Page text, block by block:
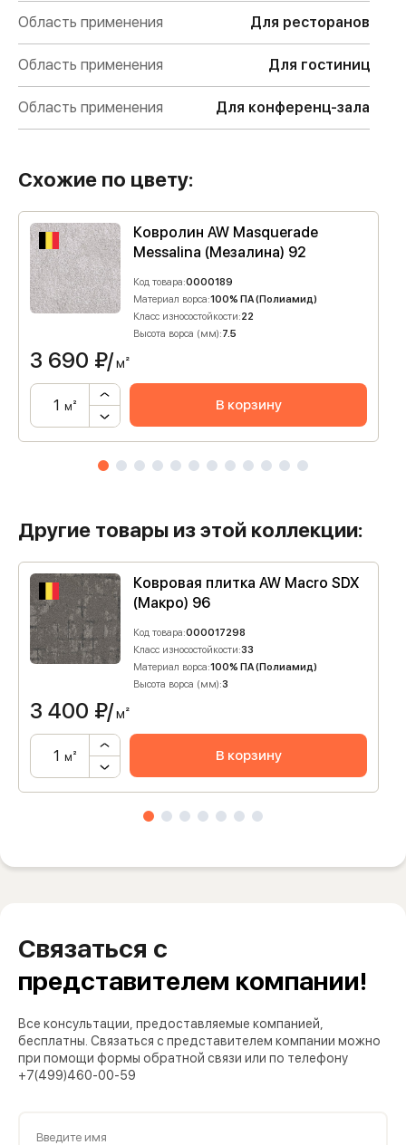
Область применения Для ресторанов
Область применения Для гостиниц
Область применения Для конференц-зала
Схожие по цвету:
Ковролин AW Masquerade
Messalina (Мезалина) 92
Код товара:0000189
Материал ворса:100% ПА (Полиамид)
Класс износостойкости:22
Высота ворса (мм):7.5
3 690 ₽/м²
м² В корзину
Другие товары из этой коллекции:
Ковровая плитка AW Macro SDX
(Макро) 96
Код товара:000017298
Класс износостойкости:33
Материал ворса:100% ПА (Полиамид)
Высота ворса (мм):3
3 400 ₽/м²
м² В корзину
Связаться с
представителем компании!
Все консультации, предоставляемые компанией,
бесплатны. Связаться с представителем компании можно
при помощи формы обратной связи или по телефону
+7(499)460-00-59
Введите имя